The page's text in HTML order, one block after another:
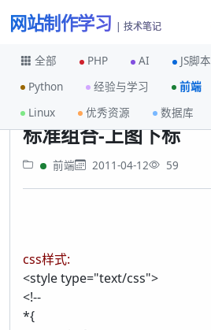
网站制作学习 | 技术笔记
全部 PHP AI JS脚本
Python
经验与学习 前端
Linux
优秀资源 数据库
首页 标准组合-上图下标
标准组合-上图下标
前端 2011-04-12 59
css样式:
<style type="text/css">
<!--
*{